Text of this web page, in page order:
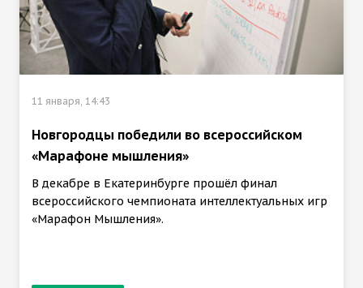
11 января, 14:43
Новгородцы победили во всероссийском
«Марафоне мышления»
В декабре в Екатеринбурге прошёл финал
всероссийского чемпионата интеллектуальных игр
«Марафон Мышления».